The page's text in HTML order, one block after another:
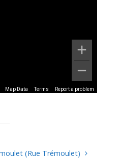
Map Data Terms Report a problem
(Rue Trémoulet)